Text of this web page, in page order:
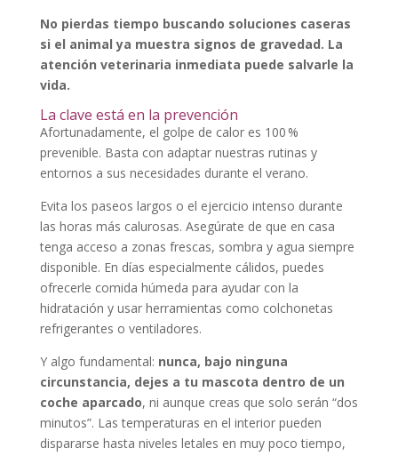
No pierdas tiempo buscando soluciones caseras
si el animal ya muestra signos de gravedad. La
atención veterinaria inmediata puede salvarle la
vida.
La clave está en la prevención
Afortunadamente, el golpe de calor es 100 %
prevenible. Basta con adaptar nuestras rutinas y
entornos a sus necesidades durante el verano.
Evita los paseos largos o el ejercicio intenso durante
las horas más calurosas. Asegúrate de que en casa
tenga acceso a zonas frescas, sombra y agua siempre
disponible. En días especialmente cálidos, puedes
ofrecerle comida húmeda para ayudar con la
hidratación y usar herramientas como colchonetas
refrigerantes o ventiladores.
Y algo fundamental: nunca, bajo ninguna
circunstancia, dejes a tu mascota dentro de un
coche aparcado, ni aunque creas que solo serán “dos
minutos”. Las temperaturas en el interior pueden
dispararse hasta niveles letales en muy poco tiempo,